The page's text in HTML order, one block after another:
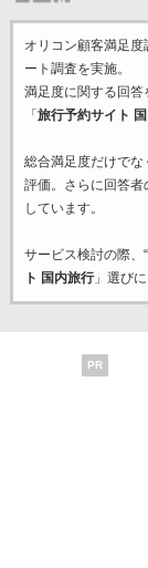
オリコン顧客満足
ート調査を実施。
満足度に関する回答
「旅行予約サイト
総合満足度だけで
評価。さらに回答
しています。
サービス検討の際、
ト 国内旅行」選びに
PR